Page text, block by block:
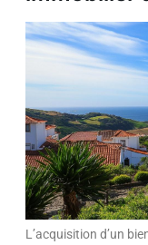
L’acquisition d’un